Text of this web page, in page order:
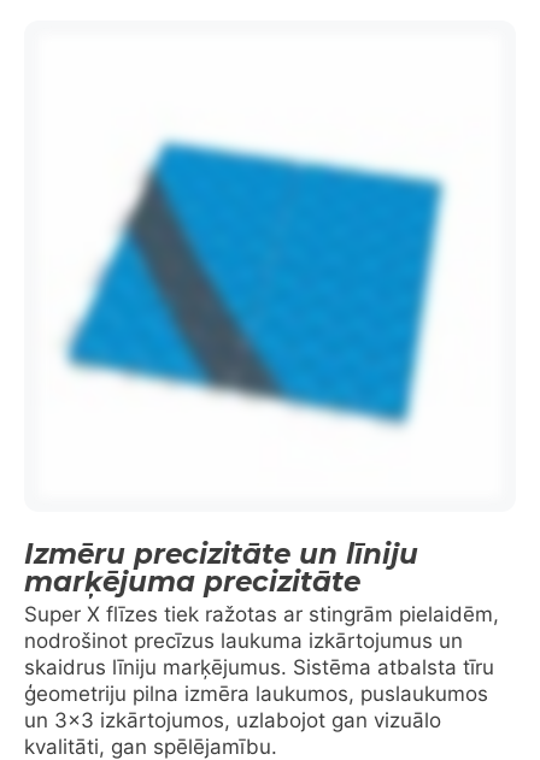
Izmēru precizitāte un līniju
marķējuma precizitāte
Super X flīzes tiek ražotas ar stingrām pielaidēm,
nodrošinot precīzus laukuma izkārtojumus un
skaidrus līniju marķējumus. Sistēma atbalsta tīru
ģeometriju pilna izmēra laukumos, puslaukumos
un 3×3 izkārtojumos, uzlabojot gan vizuālo
kvalitāti, gan spēlējamību.